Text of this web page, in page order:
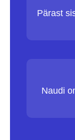
Pärast
Naudi